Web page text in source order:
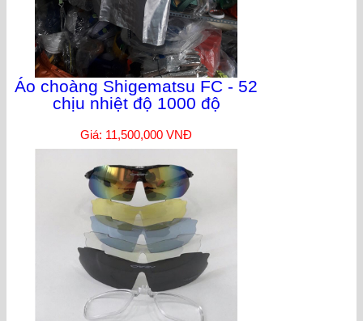
Áo choàng Shigematsu FC - 52
chịu nhiệt độ 1000 độ
Giá: 11,500,000 VNĐ